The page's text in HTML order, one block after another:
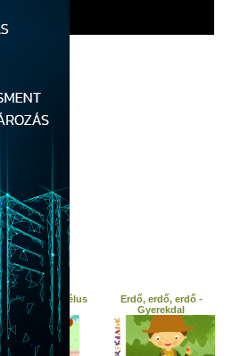
erdő
búza
- Az árgyélus
kismadár
Erdő, erdő, erdő -
Gyerekdal